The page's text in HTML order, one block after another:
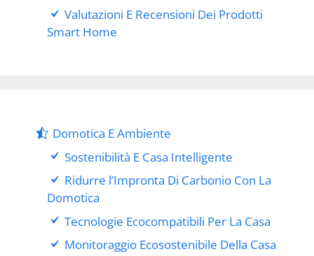
Valutazioni E Recensioni Dei Prodotti
Smart Home
Domotica E Ambiente
Sostenibilità E Casa Intelligente
Ridurre l’Impronta Di Carbonio Con La
Domotica
Tecnologie Ecocompatibili Per La Casa
Monitoraggio Ecosostenibile Della Casa